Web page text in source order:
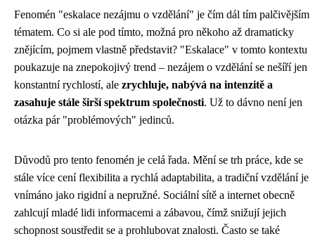
Fenomén "eskalace nezájmu o vzdělání" je čím dál tím palčivějším
tématem. Co si ale pod tímto, možná pro někoho až dramaticky
znějícím, pojmem vlastně představit? "Eskalace" v tomto kontextu
poukazuje na znepokojivý trend – nezájem o vzdělání se nešíří jen
konstantní rychlostí, ale zrychluje, nabývá na intenzitě a
zasahuje stále širší spektrum společnosti. Už to dávno není jen
otázka pár "problémových" jedinců.
Důvodů pro tento fenomén je celá řada. Mění se trh práce, kde se
stále více cení flexibilita a rychlá adaptabilita, a tradiční vzdělání je
vnímáno jako rigidní a nepružné. Sociální sítě a internet obecně
zahlcují mladé lidi informacemi a zábavou, čímž snižují jejich
schopnost soustředit se a prohlubovat znalosti. Často se také